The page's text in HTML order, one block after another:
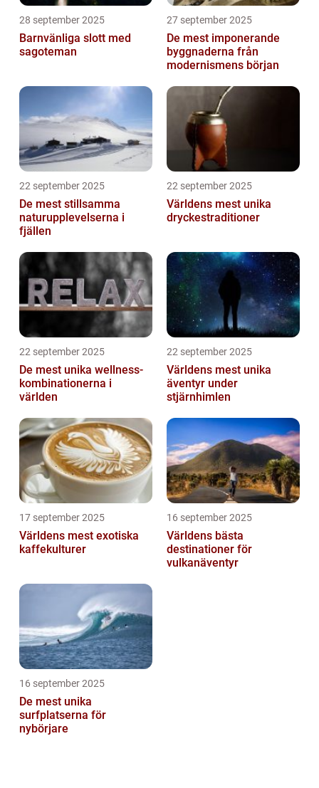
28 september 2025
Barnvänliga slott med
sagoteman
27 september 2025
De mest imponerande
byggnaderna från
modernismens början
22 september 2025
De mest stillsamma
naturupplevelserna i
fjällen
22 september 2025
Världens mest unika
dryckestraditioner
22 september 2025
De mest unika wellness-
kombinationerna i
världen
22 september 2025
Världens mest unika
äventyr under
stjärnhimlen
17 september 2025
Världens mest exotiska
kaffekulturer
16 september 2025
Världens bästa
destinationer för
vulkanäventyr
16 september 2025
De mest unika
surfplatserna för
nybörjare